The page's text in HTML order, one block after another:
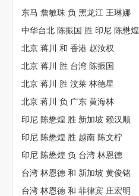
东马 詹敏珠 负 黑龙江 王琳娜
中华台北 陈振国 胜 印尼 陈懋煌
北京 蒋川 和 香港 赵汝权
北京 蒋川 胜 台湾 陈振国
北京 蒋川 胜 汶莱 林德星
北京 蒋川 负 广东 黄海林
印尼 陈懋煌 胜 新加坡 赖汉顺
印尼 陈懋煌 胜 越南 陈文柠
印尼 陈懋煌 负 台湾 林恩德
台湾 林恩德 和 新加坡 黄俊铭
台湾 林恩德 和 菲律宾 庄宏明